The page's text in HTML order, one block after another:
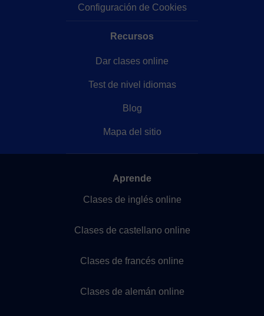
Configuración de Cookies
Recursos
Dar clases online
Test de nivel idiomas
Blog
Mapa del sitio
Aprende
Clases de inglés online
Clases de castellano online
Clases de francés online
Clases de alemán online